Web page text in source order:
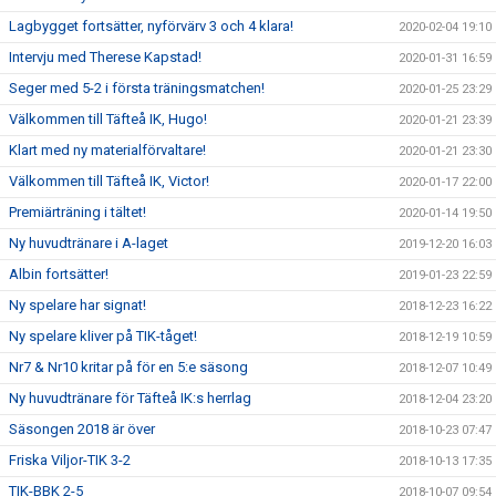
Lagbygget fortsätter, nyförvärv 3 och 4 klara! 2020-02-04 19:10
Intervju med Therese Kapstad! 2020-01-31 16:59
Seger med 5-2 i första träningsmatchen! 2020-01-25 23:29
Välkommen till Täfteå IK, Hugo! 2020-01-21 23:39
Klart med ny materialförvaltare! 2020-01-21 23:30
Välkommen till Täfteå IK, Victor! 2020-01-17 22:00
Premiärträning i tältet! 2020-01-14 19:50
Ny huvudtränare i A-laget 2019-12-20 16:03
Albin fortsätter! 2019-01-23 22:59
Ny spelare har signat! 2018-12-23 16:22
Ny spelare kliver på TIK-tåget! 2018-12-19 10:59
Nr7 & Nr10 kritar på för en 5:e säsong 2018-12-07 10:49
Ny huvudtränare för Täfteå IK:s herrlag 2018-12-04 23:20
Säsongen 2018 är över 2018-10-23 07:47
Friska Viljor-TIK 3-2 2018-10-13 17:35
TIK-BBK 2-5 2018-10-07 09:54